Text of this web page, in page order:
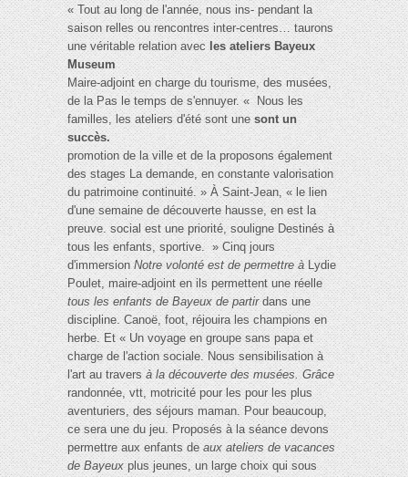
« Tout au long de l'année, nous ins- pendant la
saison relles ou rencontres inter-centres… taurons
une véritable relation avecles ateliers Bayeux
Museum
Maire-adjoint en charge du tourisme, des musées,
de la Pas le temps de s'ennuyer. « Nous les
familles, les ateliers d'été sont unesont un
succès.
promotion de la ville et de la proposons également
des stages La demande, en constante valorisation
du patrimoine continuité. » À Saint-Jean, « le lien
d'une semaine de découverte hausse, en est la
preuve. social est une priorité, souligne Destinés à
tous les enfants, sportive. » Cinq jours
d'immersionNotre volonté est de permettre àLydie
Poulet, maire-adjoint en ils permettent une réelle
tous les enfants de Bayeux de partirdans une
discipline. Canoë, foot, réjouira les champions en
herbe. Et « Un voyage en groupe sans papa et
charge de l'action sociale. Nous sensibilisation à
l'art au traversà la découverte des musées. Grâce
randonnée, vtt, motricité pour les pour les plus
aventuriers, des séjours maman. Pour beaucoup,
ce sera une du jeu. Proposés à la séance devons
permettre aux enfants deaux ateliers de vacances
de Bayeuxplus jeunes, un large choix qui sous